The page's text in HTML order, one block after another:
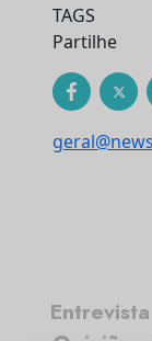
TAGS
Partilhe
Entrevista